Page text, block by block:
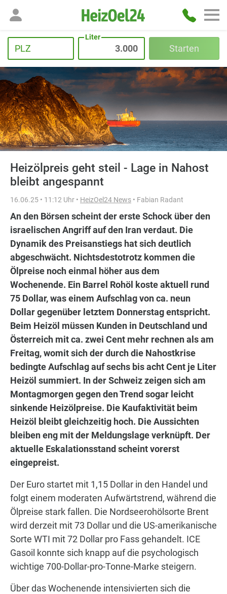
PLZ
Liter
Starten
Heizölpreis geht steil - Lage in Nahost
bleibt angespannt
16.06.25 • 11:12 Uhr • HeizOel24 News • Fabian Radant
An den Börsen scheint der erste Schock über den
israelischen Angriff auf den Iran verdaut. Die
Dynamik des Preisanstiegs hat sich deutlich
abgeschwächt. Nichtsdestotrotz kommen die
Ölpreise noch einmal höher aus dem
Wochenende. Ein Barrel Rohöl koste aktuell rund
75 Dollar, was einem Aufschlag von ca. neun
Dollar gegenüber letztem Donnerstag entspricht.
Beim Heizöl müssen Kunden in Deutschland und
Österreich mit ca. zwei Cent mehr rechnen als am
Freitag, womit sich der durch die Nahostkrise
bedingte Aufschlag auf sechs bis acht Cent je Liter
Heizöl summiert. In der Schweiz zeigen sich am
Montagmorgen gegen den Trend sogar leicht
sinkende Heizölpreise. Die Kaufaktivität beim
Heizöl bleibt gleichzeitig hoch. Die Aussichten
bleiben eng mit der Meldungslage verknüpft. Der
aktuelle Eskalationsstand scheint vorerst
eingepreist.
Der Euro startet mit 1,15 Dollar in den Handel und
folgt einem moderaten Aufwärtstrend, während die
Ölpreise stark fallen. Die Nordseerohölsorte Brent
wird derzeit mit 73 Dollar und die US-amerikanische
Sorte WTI mit 72 Dollar pro Fass gehandelt. ICE
Gasoil konnte sich knapp auf die psychologisch
wichtige 700-Dollar-pro-Tonne-Marke steigern.
Über das Wochenende intensivierten sich die